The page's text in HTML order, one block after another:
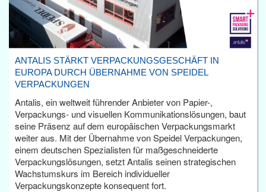
ANTALIS STÄRKT VERPACKUNGSGESCHÄFT IN
EUROPA DURCH ÜBERNAHME VON SPEIDEL
VERPACKUNGEN
Antalis, ein weltweit führender Anbieter von Papier-,
Verpackungs- und visuellen Kommunikationslösungen, baut
seine Präsenz auf dem europäischen Verpackungsmarkt
weiter aus. Mit der Übernahme von Speidel Verpackungen,
einem deutschen Spezialisten für maßgeschneiderte
Verpackungslösungen, setzt Antalis seinen strategischen
Wachstumskurs im Bereich individueller
Verpackungskonzepte konsequent fort.